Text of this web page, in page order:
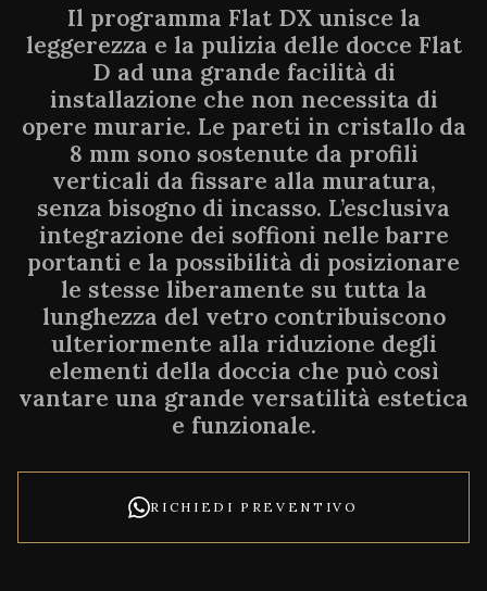
Il programma Flat DX unisce la
leggerezza e la pulizia delle docce Flat
D ad una grande facilità di
installazione che non necessita di
opere murarie. Le pareti in cristallo da
8 mm sono sostenute da profili
verticali da fissare alla muratura,
senza bisogno di incasso. L’esclusiva
integrazione dei soffioni nelle barre
portanti e la possibilità di posizionare
le stesse liberamente su tutta la
lunghezza del vetro contribuiscono
ulteriormente alla riduzione degli
elementi della doccia che può così
vantare una grande versatilità estetica
e funzionale.
RICHIEDI PREVENTIVO